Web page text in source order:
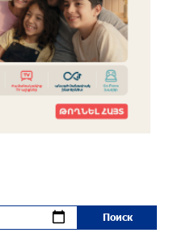
дошел до
«Паст»
около одного месяца назад
ожидает общество?
оппозиции - пустая